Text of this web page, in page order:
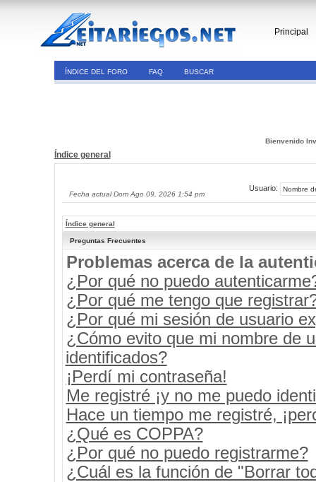
Principal
ÍNDICE DEL FORO FAQ BUSCAR
Bienvenido
Índice general
Fecha actual Dom Ago 09, 2026 1:54 pm
Usuario:
Índice general
Preguntas Frecuentes
Problemas acerca de la
¿Por qué no puedo
¿Por qué me tengo que
¿Por qué mi sesión de usuario
¿Cómo evito que mi nombre de
identificados?
¡Perdí mi contraseña!
Me registré ¡y no me puedo
Hace un tiempo me registré,
¿Qué es COPPA?
¿Por qué no puedo registrarme?
¿Cuál es la función de "Borrar